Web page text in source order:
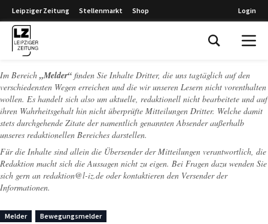
Leipziger Zeitung Stellenmarkt Shop Login
Im Bereich „Melder“ finden Sie Inhalte Dritter, die uns tagtäglich auf den
verschiedensten Wegen erreichen und die wir unseren Lesern nicht vorenthalten
wollen. Es handelt sich also um aktuelle, redaktionell nicht bearbeitete und auf
ihren Wahrheitsgehalt hin nicht überprüfte Mitteilungen Dritter. Welche damit
stets durchgehende Zitate der namentlich genannten Absender außerhalb
unseres redaktionellen Bereiches darstellen.
Für die Inhalte sind allein die Übersender der Mitteilungen verantwortlich, die
Redaktion macht sich die Aussagen nicht zu eigen. Bei Fragen dazu wenden Sie
sich gern an redaktion@l-iz.de oder kontaktieren den Versender der
Informationen.
Melder Bewegungsmelder